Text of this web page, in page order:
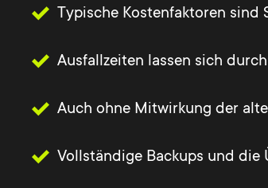
Typische Kostenfaktoren sind
Ausfallzeiten lassen sich
Auch ohne Mitwirkung der
Vollständige Backups und die